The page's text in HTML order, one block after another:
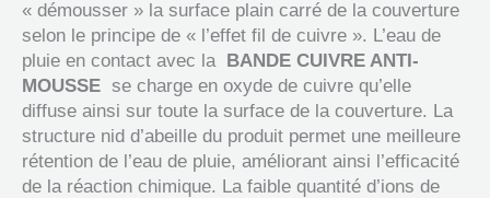
« démousser » la surface plain carré de la couverture
selon le principe de « l’effet fil de cuivre ». L’eau de
pluie en contact avec la BANDE CUIVRE ANTI-
MOUSSE se charge en oxyde de cuivre qu’elle
diffuse ainsi sur toute la surface de la couverture. La
structure nid d’abeille du produit permet une meilleure
rétention de l’eau de pluie, améliorant ainsi l’efficacité
de la réaction chimique. La faible quantité d’ions de